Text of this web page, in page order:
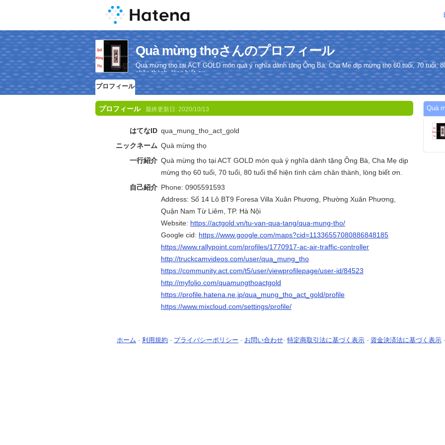
Quà mừng thọさんのプロフィール
Quà mừng thọ tại ACT GOLD món quà ý nghĩa dành tặng Ông Bà, Cha Mẹ dịp mừng thọ 60 tuổi, 70 tuổi,
chân thành, lòng biết ơn.
プロフィール
プロフィール 最終更新日: 2020/10/13
はてなID qua_mung_tho_act_gold
ニックネーム Quà mừng thọ
一行紹介 Quà mừng thọ tại ACT GOLD món quà ý nghĩa dành tặng Ông Bà, Cha Mẹ dịp
mừng thọ 60 tuổi, 70 tuổi, 80 tuổi thể hiện tình cảm chân thành, lòng biết ơn.
自己紹介 Phone: 0905591593
Address: Số 14 Lô BT9 Foresa Villa Xuân Phương, Phường Xuân Phương,
Quận Nam Từ Liêm, TP. Hà Nội
Website: https://actgold.vn/tu-van-qua-tang/qua-mung-tho/
Google cid: https://www.google.com/maps?cid=11336557080886848185
https://www.rallypoint.com/profiles/1770917-ac-air-traffic-controller
http://truckcamvideos.com/user/qua_mung_tho
https://community.act.com/t5/user/viewprofilepage/user-id/84523
http://myfolio.com/quamungthoactgold
https://profile.hatena.ne.jp/qua_mung_tho_act_gold/profile
https://www.mixcloud.com/settings/profile/
Quà
ホーム - 利用規約 - プライバシーポリシー - お問い合わせ- 特定商取引法に基づく表示 - 資金決済法に基づく表示 -